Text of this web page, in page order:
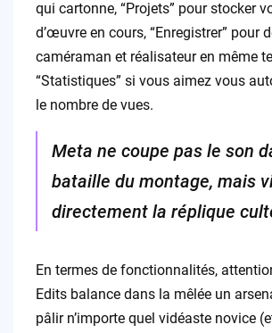
qui cartonne, “Projets” pour stocker
d’œuvre en cours, “Enregistrer” pour
caméraman et réalisateur en même
“Statistiques” si vous aimez vous
le nombre de vues.
Meta ne coupe pas le son
bataille du montage, mais
directement la réplique
En termes de fonctionnalités,
Edits balance dans la mêlée un
pâlir n’importe quel vidéaste novice